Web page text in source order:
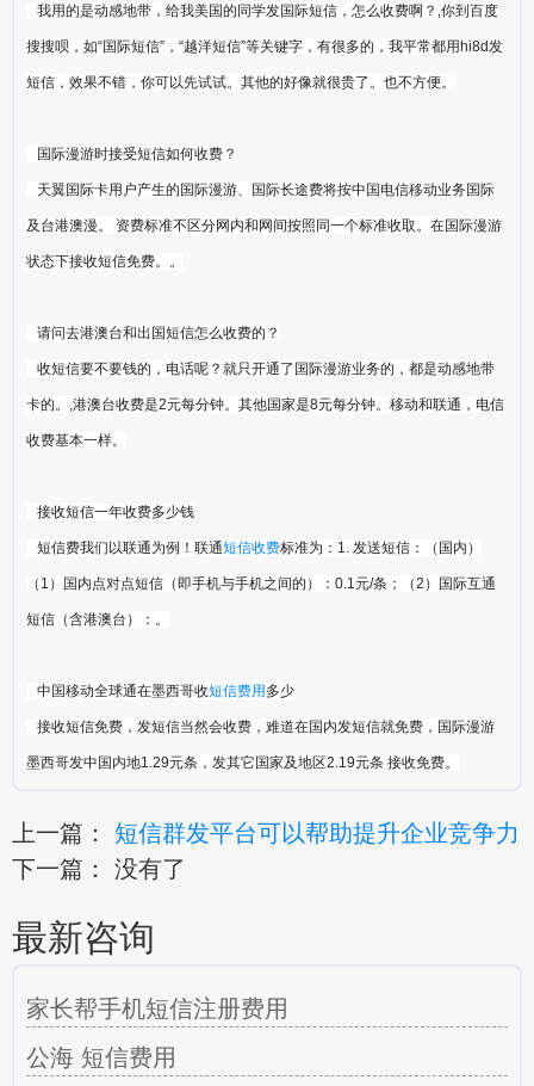
我用的是动感地带，给我美国的同学发国际短信，怎么收费啊？,你到百度
搜搜呗，如“国际短信”，“越洋短信”等关键字，有很多的，我平常都用hi8d发
短信，效果不错，你可以先试试。其他的好像就很贵了。也不方便。
国际漫游时接受短信如何收费？
天翼国际卡用户产生的国际漫游、国际长途费将按中国电信移动业务国际
及台港澳漫。 资费标准不区分网内和网间按照同一个标准收取。在国际漫游
状态下接收短信免费。。
请问去港澳台和出国短信怎么收费的？
收短信要不要钱的，电话呢？就只开通了国际漫游业务的，都是动感地带
卡的。,港澳台收费是2元每分钟。其他国家是8元每分钟。移动和联通，电信
收费基本一样。
接收短信一年收费多少钱
短信费我们以联通为例！联通短信收费标准为：1. 发送短信：（国内）
（1）国内点对点短信（即手机与手机之间的）：0.1元/条；（2）国际互通
短信（含港澳台）：。
中国移动全球通在墨西哥收短信费用多少
接收短信免费，发短信当然会收费，难道在国内发短信就免费，国际漫游
墨西哥发中国内地1.29元条，发其它国家及地区2.19元条 接收免费。
上一篇： 短信群发平台可以帮助提升企业竞争力
下一篇： 没有了
最新咨询
家长帮手机短信注册费用
公海 短信费用